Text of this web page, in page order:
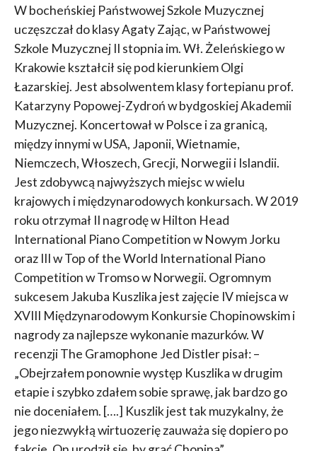
W bocheńskiej Państwowej Szkole Muzycznej
uczęszczał do klasy Agaty Zając, w Państwowej
Szkole Muzycznej II stopnia im. Wł. Żeleńskiego w
Krakowie kształcił się pod kierunkiem Olgi
Łazarskiej. Jest absolwentem klasy fortepianu prof.
Katarzyny Popowej-Zydroń w bydgoskiej Akademii
Muzycznej. Koncertował w Polsce i za granicą,
między innymi w USA, Japonii, Wietnamie,
Niemczech, Włoszech, Grecji, Norwegii i Islandii.
Jest zdobywcą najwyższych miejsc w wielu
krajowych i międzynarodowych konkursach. W 2019
roku otrzymał II nagrodę w Hilton Head
International Piano Competition w Nowym Jorku
oraz III w Top of the World International Piano
Competition w Tromso w Norwegii. Ogromnym
sukcesem Jakuba Kuszlika jest zajęcie IV miejsca w
XVIII Międzynarodowym Konkursie Chopinowskim i
nagrody za najlepsze wykonanie mazurków. W
recenzji The Gramophone Jed Distler pisał: –
„Obejrzałem ponownie występ Kuszlika w drugim
etapie i szybko zdałem sobie sprawę, jak bardzo go
nie doceniałem. [….] Kuszlik jest tak muzykalny, że
jego niezwykłą wirtuozerię zauważa się dopiero po